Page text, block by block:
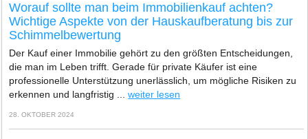
Worauf sollte man beim Immobilienkauf achten?
Wichtige Aspekte von der Hauskaufberatung bis zur
Schimmelbewertung
Der Kauf einer Immobilie gehört zu den größten Entscheidungen,
die man im Leben trifft. Gerade für private Käufer ist eine
professionelle Unterstützung unerlässlich, um mögliche Risiken zu
erkennen und langfristig ...weiter lesen
28. OKTOBER 2024